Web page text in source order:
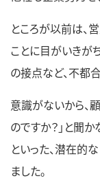
ところが以前は、
ことに目がいきが
の接点など、不都
意識がないから、
のですか？」と聞
といった、潜在的
ました。